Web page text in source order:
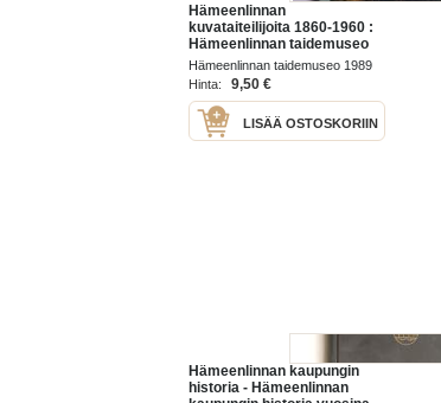
Hämeenlinnan
kuvataiteilijoita 1860-1960 :
Hämeenlinnan taidemuseo
18.1.-10.9.1989
Hämeenlinnan taidemuseo 1989
Hinta:
9,50 €
LISÄÄ OSTOSKORIIN
Hämeenlinnan kaupungin
historia - Hämeenlinnan